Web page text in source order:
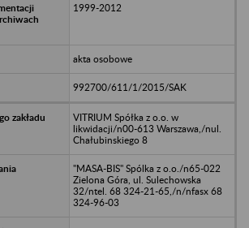
1999-2012
akta osobowe
992700/611/1/2015/SAK
VITRIUM Spółka z o.o. w
likwidacji/n00-613 Warszawa,/nul.
Chałubinskiego 8
"MASA-BIS" Spólka z o.o./n65-022
Zielona Góra, ul. Sulechowska
32/ntel. 68 324-21-65,/n/nfasx 68
324-96-03